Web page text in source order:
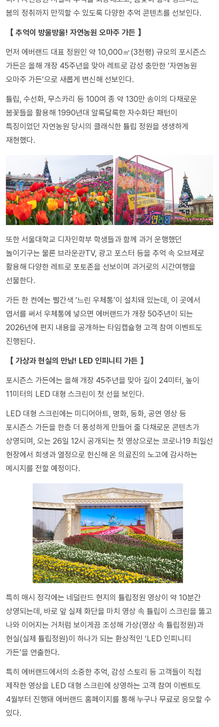
봄의 정취까지 만끽할 수 있도록 다양한 추억 콘텐츠를 선보인다.
【 추억이 방울방울! 자연농원 오마주 가든 】
먼저 에버랜드 대표 정원인 약 10,000㎡(3천평) 규모의 포시즌스
가든은 올해 개장 45주년을 맞아 레트로 감성 충만한 ‘자연농원
오마주 가든’으로 새롭게 변신해 선보인다.
튤립, 수선화, 무스카리 등 100여 종 약 130만 송이의 다채로운
봄꽃들을 활용해 1990년대 알록달록한 자수화단 패턴이
특징이었던 자연농원 당시의 클래식한 튤립 정원을 생생하게
재현했다.
또한 서울대학교 디자인학부 학생들과 함께 과거 운행했던
놀이기구는 물론 브라운관TV, 광고 포스터 등을 추억 속 오브제로
활용해 다양한 레트로 포토존을 선보이며 과거로의 시간여행을
선물한다.
가든 한 켠에는 빨간색 ‘느린 우체통’이 설치돼 있는데, 이 곳에서
엽서를 써서 우체통에 넣으면 에버랜드가 개장 50주년이 되는
2026년에 편지 내용을 공개하는 타임캡슐형 고객 참여 이벤트도
진행된다.
【 가상과 현실의 만남! LED 인피니티 가든 】
포시즌스 가든에는 올해 개장 45주년을 맞아 길이 24미터, 높이
11미터의 LED 대형 스크린이 첫 선을 보인다.
LED 대형 스크린에는 미디어아트, 명화, 동화, 공연 영상 등
포시즌스 가든을 한층 더 풍성하게 만들어 줄 다채로운 콘텐츠가
상영되며, 오는 26일 12시 공개되는 첫 영상으로는 코로나19 최일선
현장에서 희생과 열정으로 헌신해 온 의료진의 노고에 감사하는
메시지를 전할 예정이다.
특히 매시 정각에는 네덜란드 현지의 튤립정원 영상이 약 10분간
상영되는데, 바로 앞 실제 화단을 마치 영상 속 튤립이 스크린을 뚫고
나와 이어지는 거처럼 보이게끔 조성해 가상(영상 속 튤립정원)과
현실(실제 튤립정원)이 하나가 되는 환상적인 ‘LED 인피니티
가든’을 연출한다.
특히 에버랜드에서의 소중한 추억, 감성 스토리 등 고객들이 직접
제작한 영상을 LED 대형 스크린에 상영하는 고객 참여 이벤트도
4월부터 진행돼 에버랜드 홈페이지를 통해 누구나 무료로 응모할 수
있다.